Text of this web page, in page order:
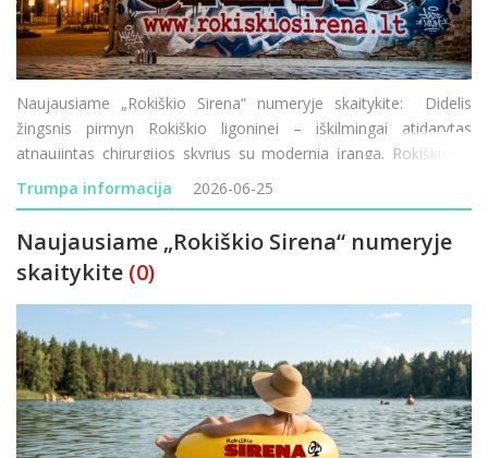
Naujausiame „Rokiškio Sirena“ numeryje skaitykite: Didelis
žingsnis pirmyn Rokiškio ligoninei – iškilmingai atidarytas
atnaujintas chirurgijos skyrius su modernia įranga. Rokiškietės
balsas skambėjo Ispanijoje – talentingoji Radvilė Cegelsk
Trumpa informacija 2026-06-25
Naujausiame „Rokiškio Sirena“ numeryje
skaitykite (0)